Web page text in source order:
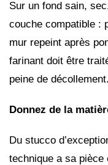
Sur un fond sain,
couche compatible :
mur repeint après
farinant doit être
peine de décollement.
Donnez de la
Du stucco
technique a sa pièce